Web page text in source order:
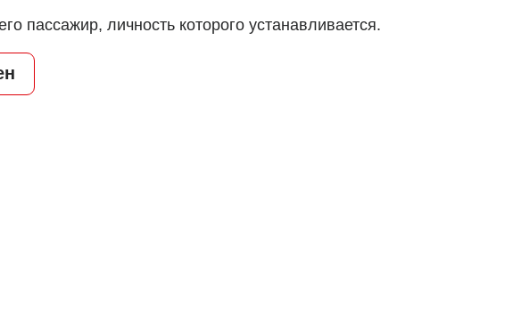
пассажир, личность которого устанавливается.